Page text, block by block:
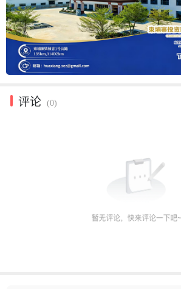
评论 (0)